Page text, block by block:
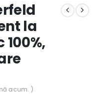
la
acum. )